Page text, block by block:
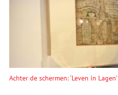
Achter de schermen: ‘Leven in Lagen’